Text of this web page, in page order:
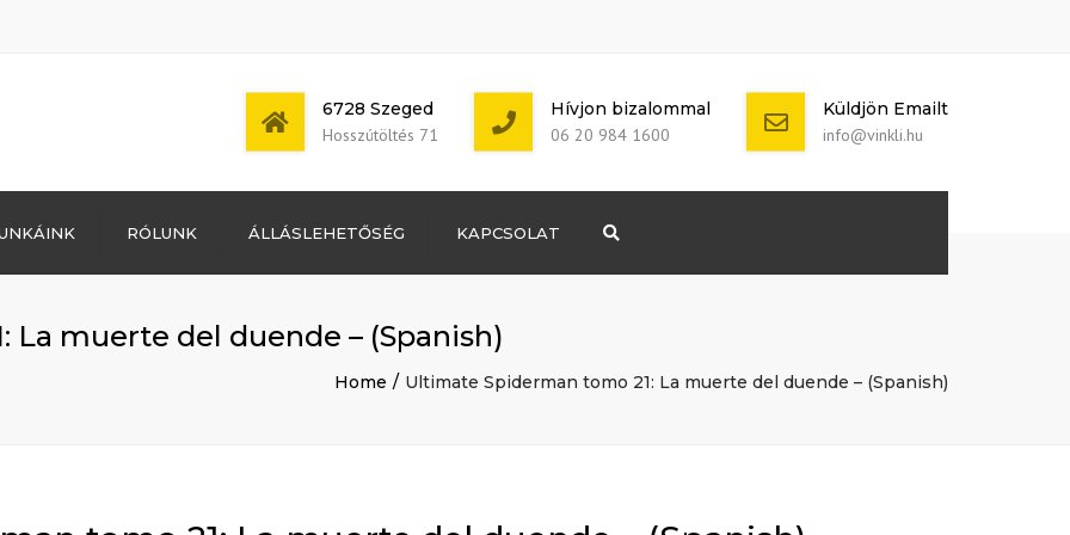
Bejegyzések
WordPress
Mon - Sat: 7:00 -
+ 386 40 111
6728 Szeged
Hosszútöltés 71
Hívjon bizalommal
06 20 984 1600
Küldjön Emailt
info@vinkli.hu
RÓLUNK ÁLLÁSLEHETŐSÉG KAPCSOLAT
muerte del duende – (Spanish)
Home Ultimate Spiderman tomo 21: La muerte del duende – (Spanish)